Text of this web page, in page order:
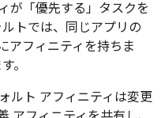
が「優先する」タスクを
トでは、同じアプリの
アフィニティを持ちま
。
ルト アフィニティは変更